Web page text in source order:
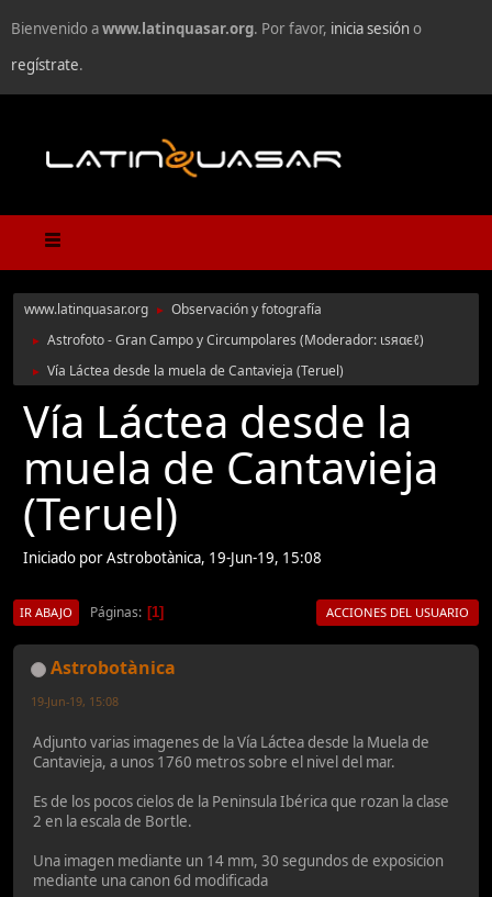
Bienvenido awww.latinquasar.org. Por favor, inicia sesióno
regístrate.
www.latinquasar.org ► Observación y fotografía
► Astrofoto - Gran Campo y Circumpolares (Moderador: ιѕяαєℓ)
► Vía Láctea desde la muela de Cantavieja (Teruel)
Vía Láctea desde la
muela de Cantavieja
(Teruel)
Iniciado por Astrobotànica, 19-Jun-19, 15:08
IR ABAJO Páginas 1 ACCIONES DEL USUARIO
Astrobotànica
19-Jun-19, 15:08
Adjunto varias imagenes de la Vía Láctea desde la Muela de
Cantavieja, a unos 1760 metros sobre el nivel del mar.
Es de los pocos cielos de la Peninsula Ibérica que rozan la clase
2 en la escala de Bortle.
Una imagen mediante un 14 mm, 30 segundos de exposicion
mediante una canon 6d modificada